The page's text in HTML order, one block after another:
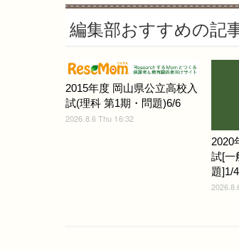
編集部おすすめの記
2015年度 岡山県公立高校入
試(理科 第1期・問題)6/6
2026.8.6 Thu 16:32
2020
試[一
題]1/4